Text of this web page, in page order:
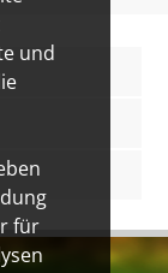
und
für